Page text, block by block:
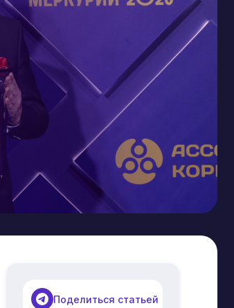
Поделиться статьей